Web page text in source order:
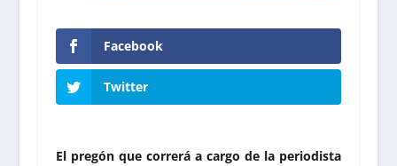
Facebook
Twitter
El pregón que correrá a cargo de la periodista